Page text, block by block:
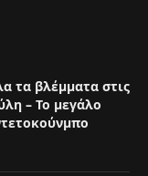
τα βλέμματα στις
– Το μεγάλο